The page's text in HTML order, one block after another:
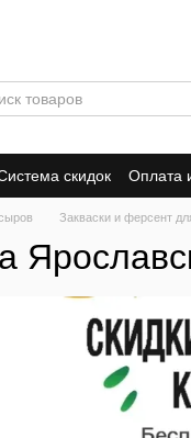
скидок Оплата
Пользовательское
Закваски и ферсент